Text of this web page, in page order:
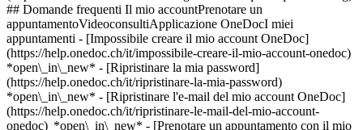
## Domande frequenti Il mio accountPrenotare un
appuntamentoVideoconsultiApplicazione OneDocI miei
appuntamenti - [Impossibile creare il mio account OneDoc]
(https://help.onedoc.ch/it/impossibile-creare-il-mio-account-onedoc)
*open\_in\_new* - [Ripristinare la mia password]
(https://help.onedoc.ch/it/ripristinare-la-mia-password)
*open\_in\_new* - [Ripristinare l'e-mail del mio account OneDoc]
(https://help.onedoc.ch/it/ripristinare-le-mail-del-mio-account-
onedoc) *open\_in\_new* - [Prenotare un appuntamento con il mio